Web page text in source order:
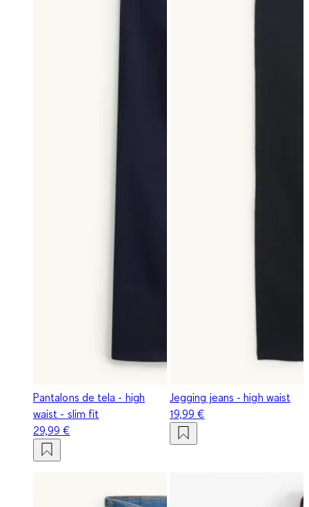
Pantalons de tela - high
waist - slim fit
29,99 €
Jegging jeans - high waist
19,99 €